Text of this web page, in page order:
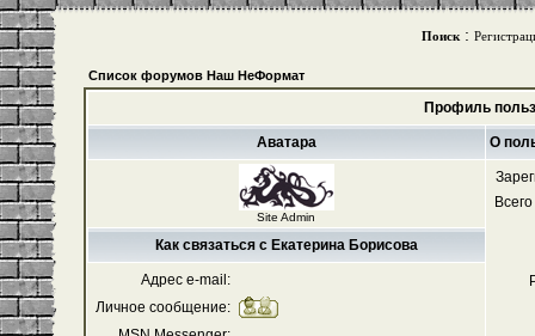
Поиск :
Список форумов Наш НеФормат
Профиль
Аватара О
Site Admin
Как связаться с Екатерина Борисова
Адрес e-mail:
Личное сообщение: